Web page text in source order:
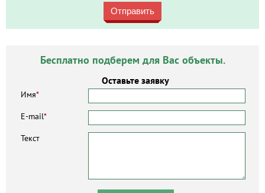
Отправить
Бесплатно подберем для Вас объекты.
Оставьте заявку
Имя*
E-mail*
Текст